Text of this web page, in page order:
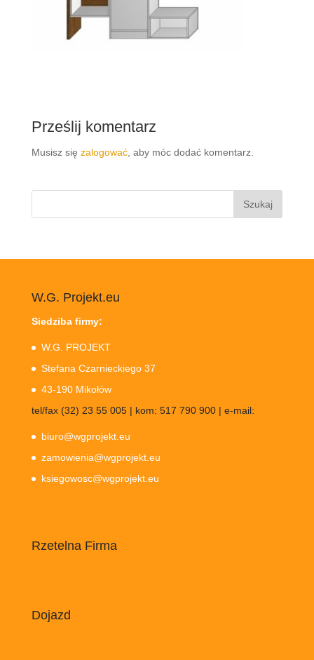
Prześlij komentarz
Musisz się zalogować, aby móc dodać komentarz.
Szukaj:
W.G. Projekt.eu
Siedziba firmy:
W.G. PROJEKT
Stefana Czarnieckiego 37
43-190 Mikołów
tel/fax (32) 23 55 005 | kom: 517 790 900 | e-mail:
biuro@wgprojekt.eu
zamowienia@wgprojekt.eu
ksiegowosc@wgprojekt.eu
Rzetelna Firma
Dojazd